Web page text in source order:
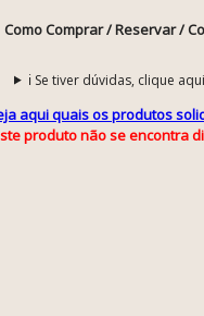
Como Comprar / Reservar /
ℹ️ Se tiver dúvidas, clique
aqui quais os produtos
produto não se encontra